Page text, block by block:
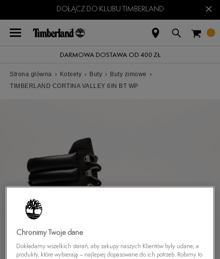
DOŁĄCZ DO KLUBU TIMBERLAND ×
DARMOWA DOSTAWA OD 400 ZŁ
Strona główna › Kobiety › Buty › Buty zimowe ›
TIMBERLAND CORTINA VALLEY 6IN BT WP
Chronimy Twoje dane
Dokładamy wszelkich starań, aby zakupy naszych Klientów były udane, a
produkty, które wybierają – najlepiej dopasowane do ich potrzeb. Robimy to